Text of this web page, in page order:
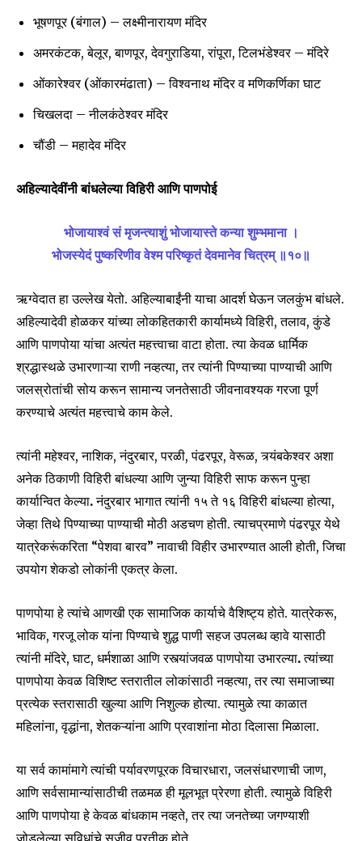
भूषणपूर (बंगाल) – लक्ष्मीनारायण मंदिर
अमरकंटक, बेलूर, बाणपूर, देवगुराडिया, रांपूरा, टिलभंडेश्वर – मंदिरे
ओंकारेश्वर (ओंकारमंढाता) – विश्वनाथ मंदिर व मणिकर्णिका घाट
चिखलदा – नीलकंठेश्वर मंदिर
चौंडी – महादेव मंदिर
अहिल्यादेवींनी बांधलेल्या विहिरी आणि पाणपोई
भोजायाश्वं सं मृजन्त्याशुं भोजायास्ते कन्या शुम्भमाना ।
भोजस्येदं पुष्करिणीव वेश्म परिष्कृतं देवमानेव चित्रम् ॥१०॥
ऋग्वेदात हा उल्लेख येतो. अहिल्याबाईंनी याचा आदर्श घेऊन जलकुंभ बांधले.
अहिल्यादेवी होळकर यांच्या लोकहितकारी कार्यामध्ये विहिरी, तलाव, कुंडे
आणि पाणपोया यांचा अत्यंत महत्त्वाचा वाटा होता. त्या केवळ धार्मिक
श्रद्धास्थळे उभारणाऱ्या राणी नव्हत्या, तर त्यांनी पिण्याच्या पाण्याची आणि
जलस्रोतांची सोय करून सामान्य जनतेसाठी जीवनावश्यक गरजा पूर्ण
करण्याचे अत्यंत महत्त्वाचे काम केले.
त्यांनी महेश्वर, नाशिक, नंदुरबार, परळी, पंढरपूर, वेरूळ, त्र्यंबकेश्वर अशा
अनेक ठिकाणी विहिरी बांधल्या आणि जुन्या विहिरी साफ करून पुन्हा
कार्यान्वित केल्या.नंदुरबार भागात त्यांनी १५ ते १६ विहिरी बांधल्या होत्या,
जेव्हा तिथे पिण्याच्या पाण्याची मोठी अडचण होती. त्याचप्रमाणे पंढरपूर येथे
यात्रेकरूंकरिता “पेशवा बारव” नावाची विहीर उभारण्यात आली होती, जिचा
उपयोग शेकडो लोकांनी एकत्र केला.
पाणपोया हे त्यांचे आणखी एक सामाजिक कार्याचे वैशिष्ट्य होते. यात्रेकरू,
भाविक, गरजू लोक यांना पिण्याचे शुद्ध पाणी सहज उपलब्ध व्हावे यासाठी
त्यांनी मंदिरे, घाट, धर्मशाळा आणि रस्त्यांजवळ पाणपोया उभारल्या.त्यांच्या
पाणपोया केवळ विशिष्ट स्तरातील लोकांसाठी नव्हत्या, तर त्या समाजाच्या
प्रत्येक स्तरासाठी खुल्या आणि निशुल्क होत्या. त्यामुळे त्या काळात
महिलांना, वृद्धांना, शेतकऱ्यांना आणि प्रवाशांना मोठा दिलासा मिळाला.
या सर्व कामांमागे त्यांची पर्यावरणपूरक विचारधारा, जलसंधारणाची जाण,
आणि सर्वसामान्यांसाठीची तळमळ ही मूलभूत प्रेरणा होती. त्यामुळे विहिरी
आणि पाणपोया हे केवळ बांधकाम नव्हते, तर त्या जनतेच्या जगण्याशी
जोडलेल्या सुविधांचे सजीव प्रतीक होते.